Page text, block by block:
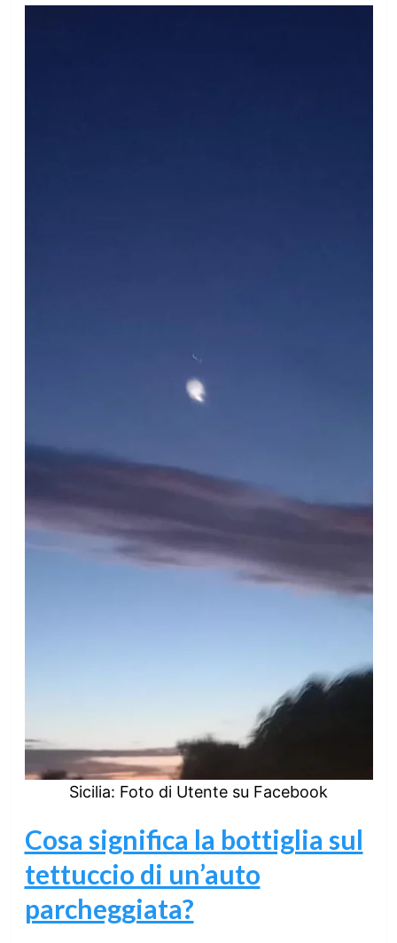
Sicilia: Foto di Utente su Facebook
Cosa significa la bottiglia sul
tettuccio di un’auto
parcheggiata?